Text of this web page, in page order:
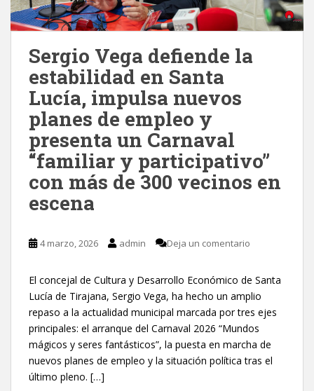
Sergio Vega defiende la
estabilidad en Santa
Lucía, impulsa nuevos
planes de empleo y
presenta un Carnaval
“familiar y participativo”
con más de 300 vecinos en
escena
4 marzo, 2026 admin Deja un comentario
El concejal de Cultura y Desarrollo Económico de Santa
Lucía de Tirajana, Sergio Vega, ha hecho un amplio
repaso a la actualidad municipal marcada por tres ejes
principales: el arranque del Carnaval 2026 “Mundos
mágicos y seres fantásticos”, la puesta en marcha de
nuevos planes de empleo y la situación política tras el
último pleno. […]